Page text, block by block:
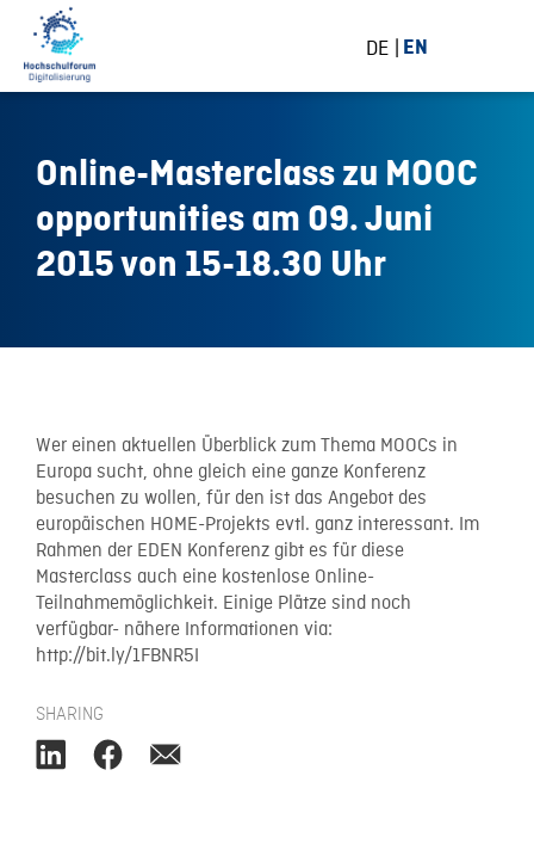
DE EN
Online-Masterclass zu MOOC
opportunities am 09. Juni
2015 von 15-18.30 Uhr
Wer einen aktuellen Überblick zum Thema MOOCs in
Europa sucht, ohne gleich eine ganze Konferenz
besuchen zu wollen, für den ist das Angebot des
europäischen HOME-Projekts evtl. ganz interessant. Im
Rahmen der EDEN Konferenz gibt es für diese
Masterclass auch eine kostenlose Online-
Teilnahmemöglichkeit. Einige Plätze sind noch
verfügbar- nähere Informationen via:
http://bit.ly/1FBNR5I
SHARING